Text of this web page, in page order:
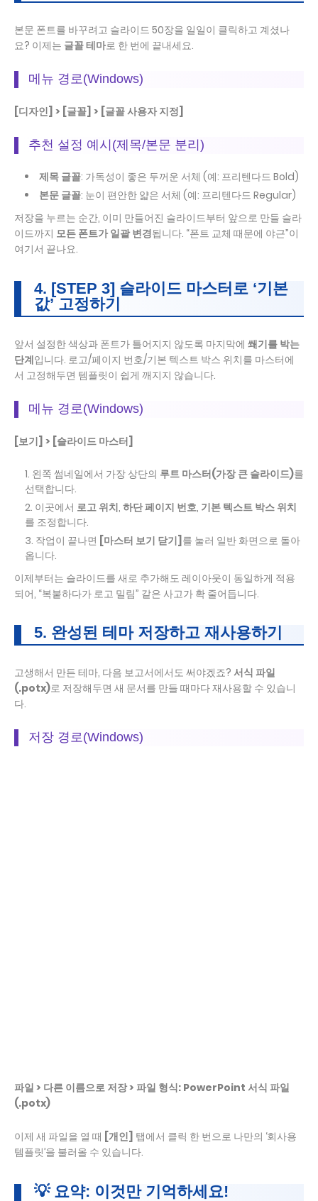
본문 폰트를 바꾸려고 슬라이드 50장을 일일이 클릭하고 계셨나
요? 이제는 글꼴 테마로 한 번에 끝내세요.
메뉴 경로(Windows)
[디자인] > [글꼴] > [글꼴 사용자 지정]
추천 설정 예시(제목/본문 분리)
제목 글꼴: 가독성이 좋은 두꺼운 서체 (예: 프리텐다드 Bold)
본문 글꼴: 눈이 편안한 얇은 서체 (예: 프리텐다드 Regular)
저장을 누르는 순간, 이미 만들어진 슬라이드부터 앞으로 만들 슬라
이드까지 모든 폰트가 일괄 변경됩니다. “폰트 교체 때문에 야근”이
여기서 끝나요.
4. [STEP 3] 슬라이드 마스터로 ‘기본
값’ 고정하기
앞서 설정한 색상과 폰트가 틀어지지 않도록 마지막에 쐐기를 박는
단계입니다. 로고/페이지 번호/기본 텍스트 박스 위치를 마스터에
서 고정해두면 템플릿이 쉽게 깨지지 않습니다.
메뉴 경로(Windows)
[보기] > [슬라이드 마스터]
왼쪽 썸네일에서 가장 상단의 루트 마스터(가장 큰 슬라이드)를
선택합니다.
이곳에서 로고 위치, 하단 페이지 번호, 기본 텍스트 박스 위치
를 조정합니다.
작업이 끝나면 [마스터 보기 닫기] 를 눌러 일반 화면으로 돌아
옵니다.
이제부터는 슬라이드를 새로 추가해도 레이아웃이 동일하게 적용
되어, “복붙하다가 로고 밀림” 같은 사고가 확 줄어듭니다.
5. 완성된 테마 저장하고 재사용하기
고생해서 만든 테마, 다음 보고서에서도 써야겠죠? 서식 파일
(.potx)로 저장해두면 새 문서를 만들 때마다 재사용할 수 있습니
다.
저장 경로(Windows)
파일 > 다른 이름으로 저장 > 파일 형식: PowerPoint 서식 파일
(.potx)
이제 새 파일을 열 때 [개인] 탭에서 클릭 한 번으로 나만의 ‘회사용
템플릿’을 불러올 수 있습니다.
💡 요약: 이것만 기억하세요!